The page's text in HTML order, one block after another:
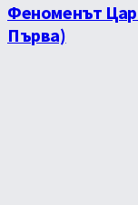
Феноменът
Първа)